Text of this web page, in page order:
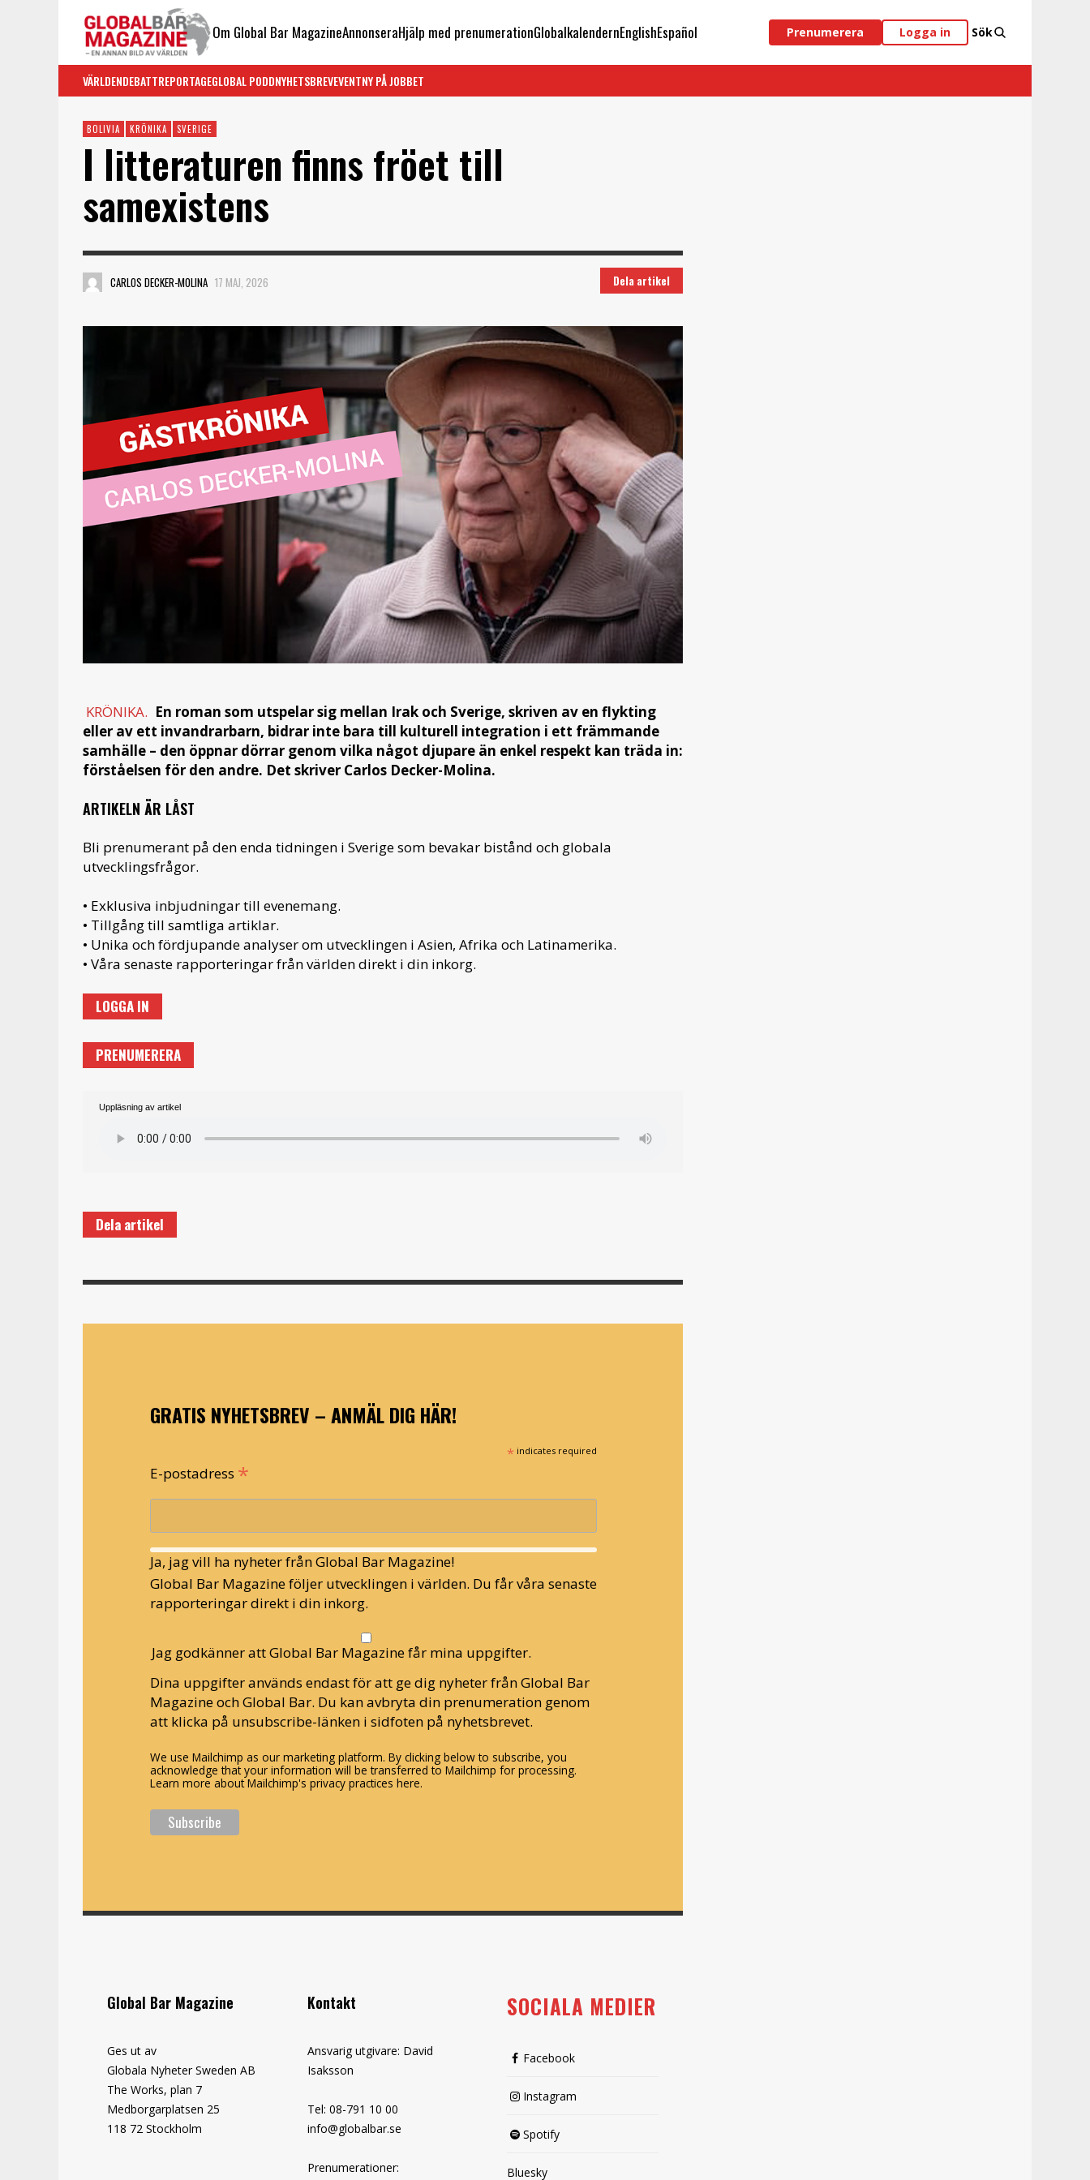
Om Global Bar MagazineAnnonseraHjälp med prenumerationGlobalkalendernEnglishEspañol Prenumerera Logga in Sök
VÄRLDENDEBATTREPORTAGEGLOBAL PODDNYHETSBREVEVENTNY PÅ JOBBET
BOLIVIA KRÖNIKA SVERIGE
I litteraturen finns fröet till
samexistens
CARLOS DECKER-MOLINA 17 MAJ, 2026 Dela artikel
KRÖNIKA. En roman som utspelar sig mellan Irak och Sverige, skriven av en flykting
eller av ett invandrarbarn, bidrar inte bara till kulturell integration i ett främmande
samhälle – den öppnar dörrar genom vilka något djupare än enkel respekt kan träda in:
förståelsen för den andre. Det skriver Carlos Decker-Molina.
ARTIKELN ÄR LÅST
Bli prenumerant på den enda tidningen i Sverige som bevakar bistånd och globala
utvecklingsfrågor.
• Exklusiva inbjudningar till evenemang.
• Tillgång till samtliga artiklar.
• Unika och fördjupande analyser om utvecklingen i Asien, Afrika och Latinamerika.
• Våra senaste rapporteringar från världen direkt i din inkorg.
LOGGA IN
PRENUMERERA
Uppläsning av artikel
Dela artikel
GRATIS NYHETSBREV – ANMÄL DIG HÄR!
* indicates required
E-postadress *
Ja, jag vill ha nyheter från Global Bar Magazine!
Global Bar Magazine följer utvecklingen i världen. Du får våra senaste
rapporteringar direkt i din inkorg.
Jag godkänner att Global Bar Magazine får mina uppgifter.
Dina uppgifter används endast för att ge dig nyheter från Global Bar
Magazine och Global Bar. Du kan avbryta din prenumeration genom
att klicka på unsubscribe-länken i sidfoten på nyhetsbrevet.
We use Mailchimp as our marketing platform. By clicking below to subscribe, you
acknowledge that your information will be transferred to Mailchimp for processing.
Learn more about Mailchimp's privacy practices here.
Global Bar Magazine
Ges ut av
Globala Nyheter Sweden AB
The Works, plan 7
Medborgarplatsen 25
118 72 Stockholm
Kontakt
Ansvarig utgivare: David
Isaksson
Tel: 08-791 10 00
info@globalbar.se
Prenumerationer:
SOCIALA MEDIER
Facebook
Instagram
Spotify
Bluesky